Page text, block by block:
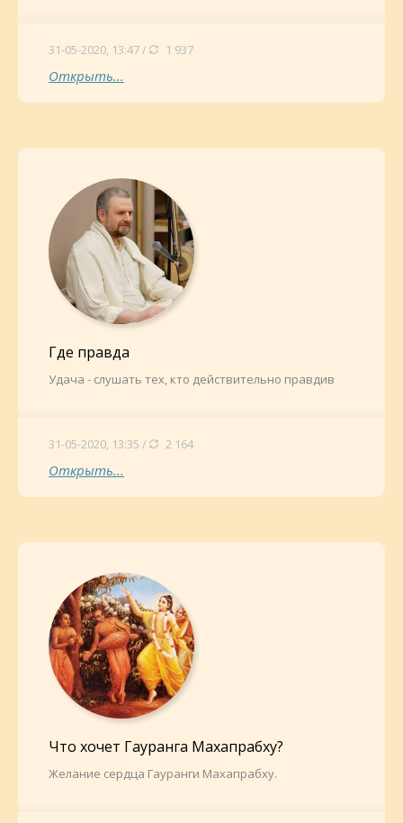
31-05-2020, 13:47 / 1 937
Открыть...
Где правда
Удача - слушать тех, кто действительно правдив
31-05-2020, 13:35 / 2 164
Открыть...
Что хочет Гауранга Махапрабху?
Желание сердца Гауранги Махапрабху.